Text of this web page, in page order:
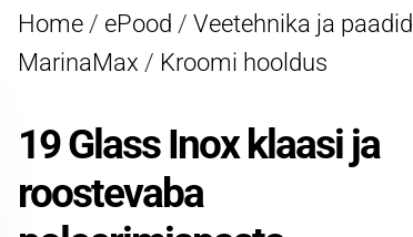
Home / ePood / Veetehnika ja paadid
MarinaMax / Kroomi hooldus
19 Glass Inox klaasi ja
roostevaba